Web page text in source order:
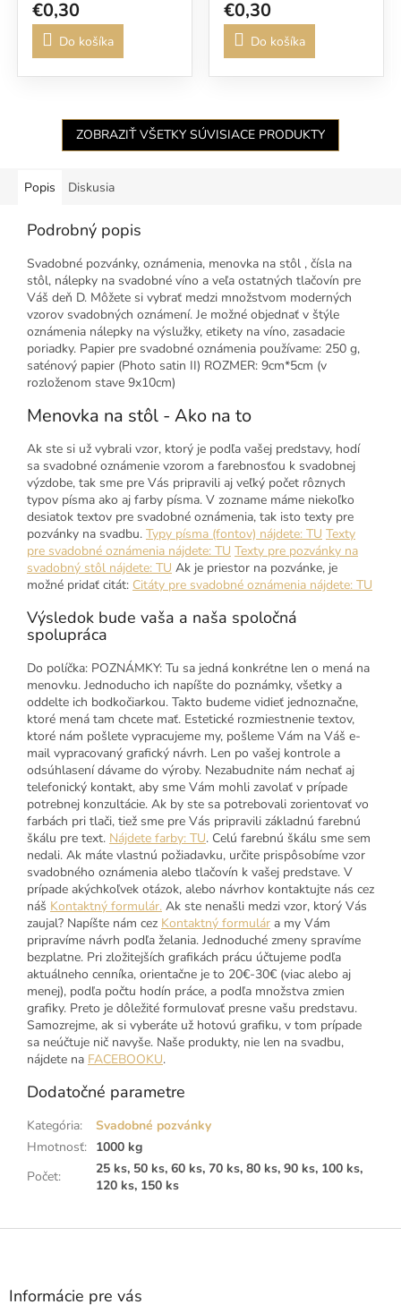
€0,30
Do košíka
€0,30
Do košíka
ZOBRAZIŤ VŠETKY SÚVISIACE PRODUKTY
Popis Diskusia
Podrobný popis
Svadobné pozvánky, oznámenia, menovka na stôl , čísla na
stôl, nálepky na svadobné víno a veľa ostatných tlačovín pre
Váš deň D. Môžete si vybrať medzi množstvom moderných
vzorov svadobných oznámení. Je možné objednať v štýle
oznámenia nálepky na výslužky, etikety na víno, zasadacie
poriadky. Papier pre svadobné oznámenia používame: 250 g,
saténový papier (Photo satin II) ROZMER: 9cm*5cm (v
rozloženom stave 9x10cm)
Menovka na stôl - Ako na to
Ak ste si už vybrali vzor, ktorý je podľa vašej predstavy, hodí
sa svadobné oznámenie vzorom a farebnosťou k svadobnej
výzdobe, tak sme pre Vás pripravili aj veľký počet rôznych
typov písma ako aj farby písma. V zozname máme niekoľko
desiatok textov pre svadobné oznámenia, tak isto texty pre
pozvánky na svadbu. Typy písma (fontov) nájdete: TU Texty
pre svadobné oznámenia nájdete: TU Texty pre pozvánky na
svadobný stôl nájdete: TU Ak je priestor na pozvánke, je
možné pridať citát: Citáty pre svadobné oznámenia nájdete: TU
Výsledok bude vaša a naša spoločná
spolupráca
Do políčka: POZNÁMKY: Tu sa jedná konkrétne len o mená na
menovku. Jednoducho ich napíšte do poznámky, všetky a
oddelte ich bodkočiarkou. Takto budeme vidieť jednoznačne,
ktoré mená tam chcete mať. Estetické rozmiestnenie textov,
ktoré nám pošlete vypracujeme my, pošleme Vám na Váš e-
mail vypracovaný grafický návrh. Len po vašej kontrole a
odsúhlasení dávame do výroby. Nezabudnite nám nechať aj
telefonický kontakt, aby sme Vám mohli zavolať v prípade
potrebnej konzultácie. Ak by ste sa potrebovali zorientovať vo
farbách pri tlači, tiež sme pre Vás pripravili základnú farebnú
škálu pre text. Nájdete farby: TU. Celú farebnú škálu sme sem
nedali. Ak máte vlastnú požiadavku, určite prispôsobíme vzor
svadobného oznámenia alebo tlačovín k vašej predstave. V
prípade akýchkoľvek otázok, alebo návrhov kontaktujte nás cez
náš Kontaktný formulár. Ak ste nenašli medzi vzor, ktorý Vás
zaujal? Napíšte nám cez Kontaktný formulár a my Vám
pripravíme návrh podľa želania. Jednoduché zmeny spravíme
bezplatne. Pri zložitejších grafikách prácu účtujeme podľa
aktuálneho cenníka, orientačne je to 20€-30€ (viac alebo aj
menej), podľa počtu hodín práce, a podľa množstva zmien
grafiky. Preto je dôležité formulovať presne vašu predstavu.
Samozrejme, ak si vyberáte už hotovú grafiku, v tom prípade
sa neúčtuje nič navyše. Naše produkty, nie len na svadbu,
nájdete na FACEBOOKU.
Dodatočné parametre
Kategória:
Svadobné pozvánky
Hmotnosť: 1000 kg
Počet:
25 ks, 50 ks, 60 ks, 70 ks, 80 ks, 90 ks, 100 ks,
120 ks, 150 ks
Z
Informácie pre vás